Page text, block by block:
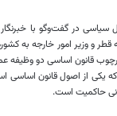
در گفت‌وگو با
و وزیر امور خارجه به
قانون اساسی دو وظیفه
یکی از اصول قانون اساسی
حاکمیت است.